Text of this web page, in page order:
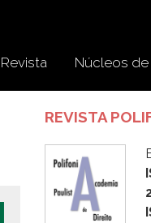
Revista Núcleos de
REVISTA